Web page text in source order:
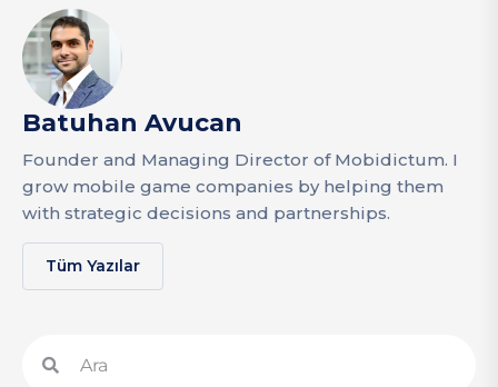
Batuhan Avucan
Founder and Managing Director of Mobidictum. I
grow mobile game companies by helping them
with strategic decisions and partnerships.
Tüm Yazılar